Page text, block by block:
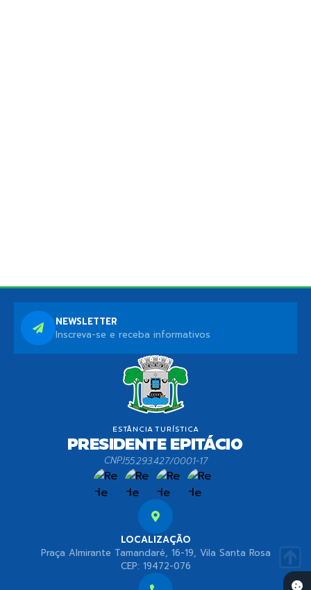
LOCALIZAÇÃO
Praça Almirante Tamandaré, 16-19, Vila Santa Rosa
CEP: 19472-076
CNPJ55.293.427/0001-17
NEWSLETTER
Inscreva-se e receba informativos